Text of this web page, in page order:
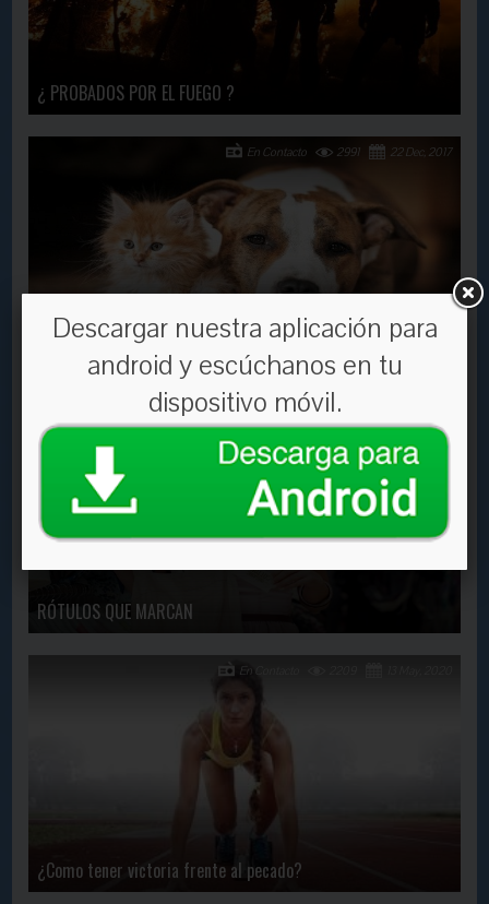
¿ PROBADOS POR EL FUEGO ?
QUE NO FALTE
22 Dec, 2017
2991
En Contacto
RÓTULOS QUE MARCAN
3022
En Contacto
¿Como tener victoria frente al pecado?
En Contacto
Descargar nuestra aplicación para
android y escúchanos en tu
dispositivo móvil.